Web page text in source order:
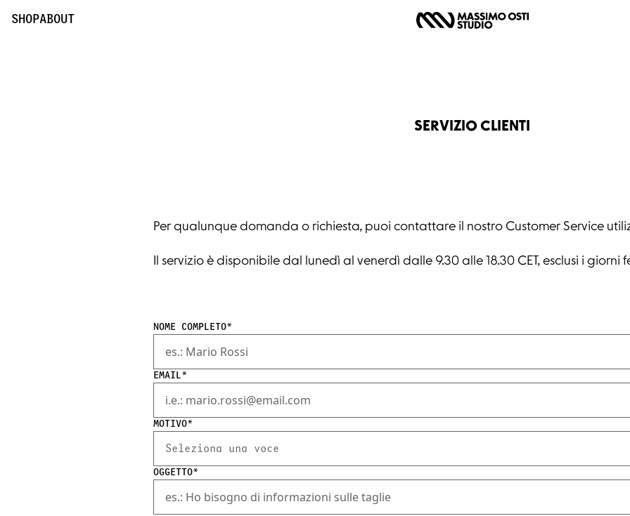
SHOPABOUT
SERVIZIO CLIENTI
Per qualunque domanda o richiesta, puoi contattare il nostro Customer Service
Il servizio è disponibile dal lunedì al venerdì dalle 9.30 alle 18.30 CET, esclusi i giorni
NOME COMPLETO*
EMAIL*
MOTIVO*
Seleziona una voce
OGGETTO*